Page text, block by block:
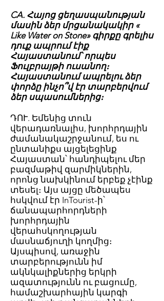
CA. Հայոց ցեղասպանության
մասին ձեր մրցանակակիր «
Like Water on Stone» գիրքը գրելիս
դուք ապրում էիք
Հայաստանում՝ որպես
Ֆուլբրայթի ուսանող։
Հայաստանում ապրելու ձեր
փորձը ինչո՞վ էր տարբերվում
ձեր սպասումներից։
ԴՈՒ. Եմենից տուն
վերադառնալիս, խորհրդային
ժամանակաշրջանում, ես ու
ընտանիքս այցելեցինք
Հայաստան՝ հանդիպելու մեր
բազմաթիվ զարմիկներին,
որոնց նախկինում երբեք չէինք
տեսել։ Այս այցը մեծապես
հսկվում էր InTourist-ի՝
ճանապարհորդների
խորհրդային
վերահսկողության
մասնաճյուղի կողմից։
Այսպիսով, առաջին
տարբերությունն իմ
ակնկալիքներից երկրի
ազատությունն ու բացումը,
համաշխարհային կարգի